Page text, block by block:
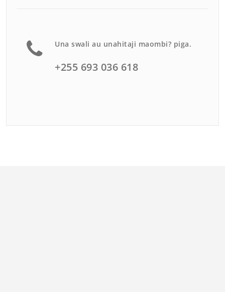
Una swali au unahitaji maombi? piga.
+255 693 036 618